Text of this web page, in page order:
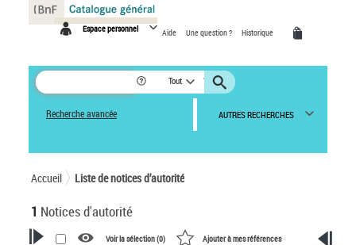
Espace personnel Aide Une question ? Historique
Tout
Recherche avancée AUTRES RECHERCHES
Accueil Liste de notices d’autorité
1 Notices d'autorité
Voir la sélection (0) Ajouter à mes références
Panneau de gestion des cookies